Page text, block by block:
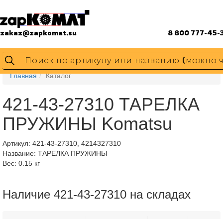
zakaz@zapkomat.su 8 800 777-45-
Главная Каталог
421-43-27310 ТАРЕЛКА
ПРУЖИНЫ Komatsu
Артикул: 421-43-27310, 4214327310
Название: ТАРЕЛКА ПРУЖИНЫ
Вес: 0.15 кг
Наличие 421-43-27310 на складах